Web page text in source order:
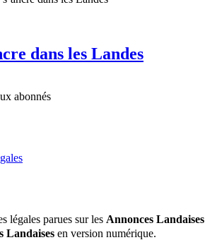
dans les Landes
abonnés
légales parues sur les Annonces Landaises
Landaises en version numérique.